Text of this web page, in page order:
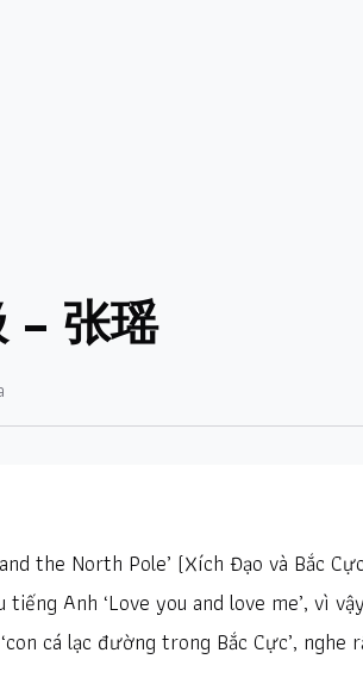
– 张瑶
the North Pole’ (Xích Đạo và Bắc
tiếng Anh ‘Love you and love me’, vì
cá lạc đường trong Bắc Cực’,